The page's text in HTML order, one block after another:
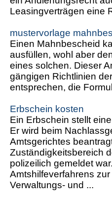
Leasingverträgen eine
mustervorlage
Einen Mahnbescheid
ausfüllen, wohl aber
eines solchen. Dieser
gängigen Richtlinien
entsprechen, die
Erbschein kosten
Ein Erbschein stellt
Er wird beim
Amtsgerichtes
Zuständigkeitsbereich
polizeilich gemeldet
Amtshilfeverfahrens
Verwaltungs- und ...